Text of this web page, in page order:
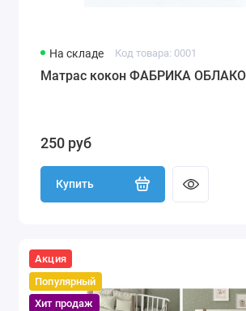
На складе Код товара: 0001
Матрас кокон ФАБРИКА
250 руб
Купить
Акция
Популярный
Хит продаж